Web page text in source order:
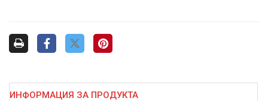
ИНФОРМАЦИЯ ЗА ПРОДУКТА